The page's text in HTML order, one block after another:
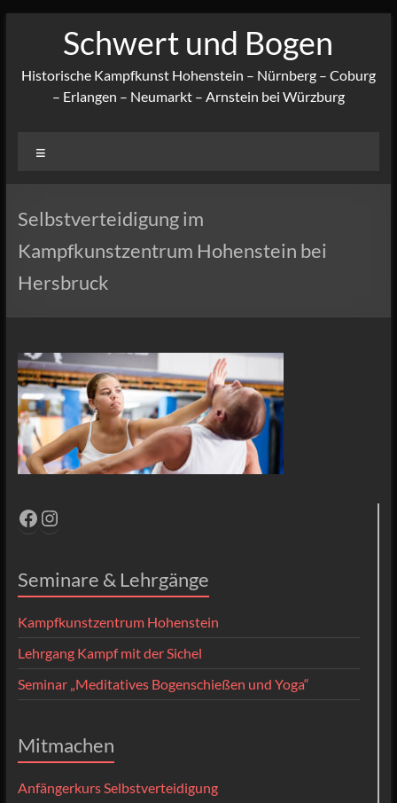
Schwert und Bogen
Historische Kampfkunst Hohenstein – Nürnberg – Coburg
– Erlangen – Neumarkt – Arnstein bei Würzburg
Selbstverteidigung im
Kampfkunstzentrum Hohenstein bei
Hersbruck
Facebook
Instagram
Seminare & Lehrgänge
Kampfkunstzentrum Hohenstein
Lehrgang Kampf mit der Sichel
Seminar „Meditatives Bogenschießen und Yoga“
Mitmachen
Anfängerkurs Selbstverteidigung